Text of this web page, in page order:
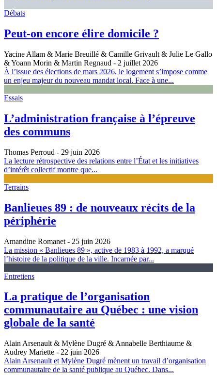
Débats
Peut-on encore élire domicile ?
Yacine Allam & Marie Breuillé & Camille Grivault & Julie Le Gallo
& Yoann Morin & Martin Regnaud - 2 juillet 2026
À l’issue des élections de mars 2026, le logement s’impose comme
un enjeu majeur du nouveau mandat local. Face à une...
Essais
L’administration française à l’épreuve
des communs
Thomas Perroud - 29 juin 2026
La lecture rétrospective des relations entre l’État et les initiatives
d’intérêt collectif montre que...
Terrains
Banlieues 89 : de nouveaux récits de la
périphérie
Amandine Romanet - 25 juin 2026
La mission « Banlieues 89 », active de 1983 à 1992, a marqué
l’histoire de la politique de la ville. Incarnée par...
Entretiens
La pratique de l’organisation
communautaire au Québec : une vision
globale de la santé
Alain Arsenault & Mylène Dugré & Annabelle Berthiaume &
Audrey Mariette - 22 juin 2026
Alain Arsenault et Mylène Dugré mènent un travail d’organisation
communautaire de la santé publique au Québec. Dans...